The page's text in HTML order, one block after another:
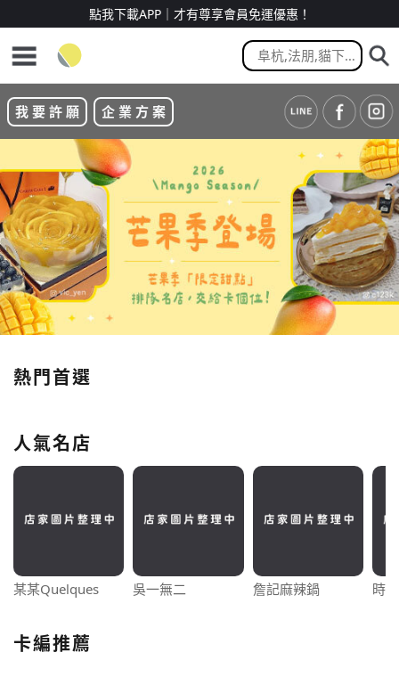
點我下載APP｜才有尊享會員免運優惠！
我 要 許 願 企 業 方 案
熱門首選
人氣名店
某某Quelques 吳一無二 詹記麻辣鍋 時
卡編推薦